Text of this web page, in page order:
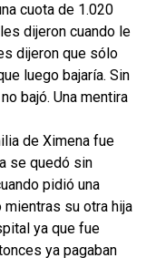
cuota de 1.020
dijeron cuando le
dijeron que sólo
luego bajaría. Sin
bajó. Una mentira
de Ximena fue
se quedó sin
pidió una
mientras su otra hija
ya que fue
ya pagaban